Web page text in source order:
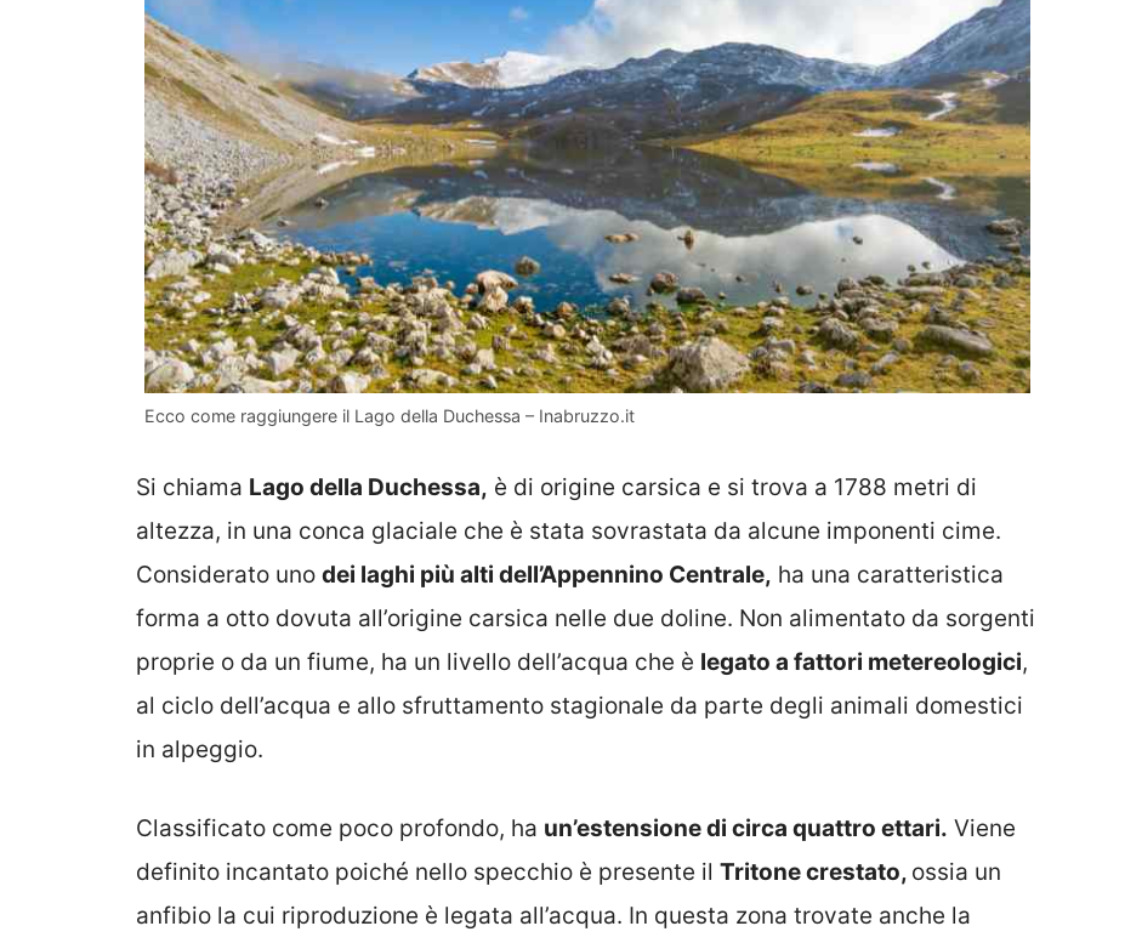
Ecco come raggiungere il Lago della Duchessa – Inabruzzo.it
Si chiama Lago della Duchessa, è di origine carsica e si trova a 1788 metri di
altezza, in una conca glaciale che è stata sovrastata da alcune imponenti cime.
Considerato uno dei laghi più alti dell’Appennino Centrale, ha una caratteristica
forma a otto dovuta all’origine carsica nelle due doline. Non alimentato da sorgenti
proprie o da un fiume, ha un livello dell’acqua che è legato a fattori metereologici,
al ciclo dell’acqua e allo sfruttamento stagionale da parte degli animali domestici
in alpeggio.
Classificato come poco profondo, ha un’estensione di circa quattro ettari. Viene
definito incantato poiché nello specchio è presente il Tritone crestato, ossia un
anfibio la cui riproduzione è legata all’acqua. In questa zona trovate anche la